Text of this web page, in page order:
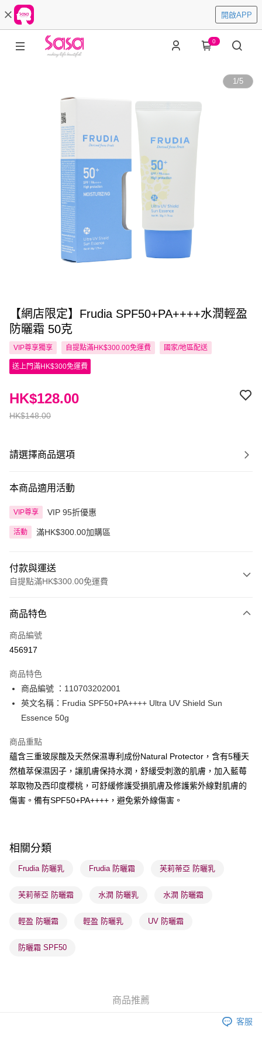
開啟APP
0
1/5
【網店限定】Frudia SPF50+PA++++水潤輕盈
防曬霜 50克
VIP尊享獨享 自提點滿HK$300.00免運費 國家/地區配送
送上門滿HK$300免運費
HK$148.00
HK$128.00
請選擇商品選項
本商品適用活動
VIP尊享 VIP 95折優惠
活動 滿HK$300.00加購區
付款與運送
自提點滿HK$300.00免運費
信用卡
Apple Pay
PayMe
WeChat Pay
送貨方式
順豐自助櫃 - 確認發貨後1-3個工作天送達
每筆HK$65.00，滿HK$300.00或以上免運費
確認發貨後1-3 工作天送達，訂單將隨機分配至SF順豐速運或京東
物流公司進行物流配送
取。逾期會取消訂單，並不會安排重寄
商品特色
商品編號
456917
商品特色
商品編號 ：110703202001
英文名稱：Frudia SPF50+PA++++ Ultra UV Shield Sun
Essence 50g
商品重點
蘊含三重玻尿酸及天然保濕專利成份Natural Protector，含有5種天
然植萃保濕因子，讓肌膚保持水潤，舒緩受刺激的肌膚，加入藍莓
萃取物及西印度櫻桃，可舒緩修護受損肌膚及修護紫外線對肌膚的
傷害。備有SPF50+PA++++，避免紫外線傷害。
相關分類
Frudia 防曬乳 Frudia 防曬霜 芙莉蒂亞 防曬乳
芙莉蒂亞 防曬霜 水潤 防曬乳 水潤 防曬霜
輕盈 防曬霜 輕盈 防曬乳 UV 防曬霜
防曬霜 SPF50
商品推薦
客服